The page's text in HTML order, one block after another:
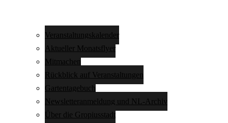
Veranstaltungskalender
Aktueller Monatsflyer
Mitmachen
Rückblick auf Veranstaltungen
Gartentagebuch
Newsletteranmeldung und NL-Archiv
Über die Gropiusstadt